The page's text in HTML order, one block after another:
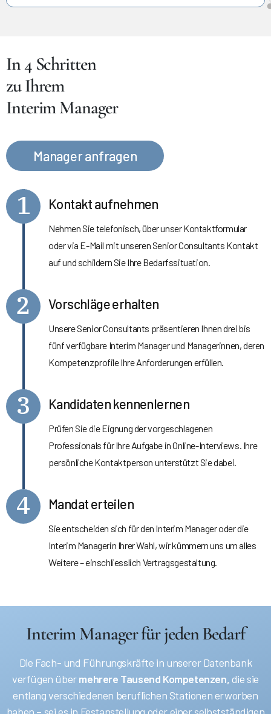
In 4 Schritten
zu Ihrem
Interim Manager
Manager anfragen
1 Kontakt aufnehmen
Nehmen Sie telefonisch, über unser Kontaktformular
oder via E-Mail mit unseren Senior Consultants Kontakt
auf und schildern Sie Ihre Bedarfssituation.
2 Vorschläge erhalten
Unsere Senior Consultants präsentieren Ihnen drei bis
fünf verfügbare Interim Manager und Managerinnen, deren
Kompetenzprofile Ihre Anforderungen erfüllen.
3 Kandidaten kennenlernen
Prüfen Sie die Eignung der vorgeschlagenen
Professionals für Ihre Aufgabe in Online-Interviews. Ihre
persönliche Kontaktperson unterstützt Sie dabei.
4 Mandat erteilen
Sie entscheiden sich für den Interim Manager oder die
Interim Managerin Ihrer Wahl, wir kümmern uns um alles
Weitere – einschliesslich Vertragsgestaltung.
Interim Manager für jeden Bedarf
Die Fach- und Führungskräfte in unserer Datenbank
verfügen übermehrere Tausend Kompetenzen,die sie
entlang verschiedenen beruflichen Stationen erworben